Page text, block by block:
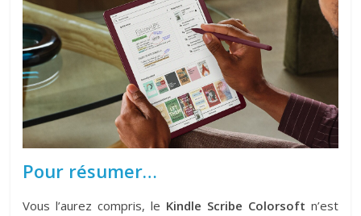
Pour résumer…
Vous l’aurez compris, le Kindle Scribe Colorsoft n’est